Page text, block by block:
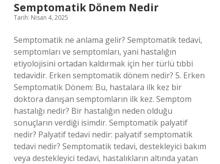
Semptomatik Dönem Nedir
Tarih: Nisan 4, 2025
Semptomatik ne anlama gelir? Semptomatik tedavi,
semptomları ve semptomları, yani hastalığın
etiyolojisini ortadan kaldırmak için her türlü tıbbi
tedavidir. Erken semptomatik dönem nedir? 5. Erken
Semptomatik Dönem: Bu, hastalara ilk kez bir
doktora danışan semptomların ilk kez. Semptom
hastalığı nedir? Bir hastalığın neden olduğu
sonuçların verdiği isimdir. Semptomatik palyatif
nedir? Palyatif tedavi nedir: palyatif semptomatik
tedavi nedir? Semptomatik tedavi, destekleyici bakım
veya destekleyici tedavi, hastalıkların altında yatan